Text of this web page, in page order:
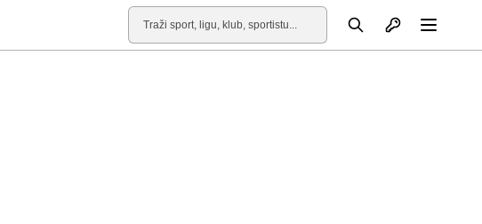
Pretraga Otvori profil